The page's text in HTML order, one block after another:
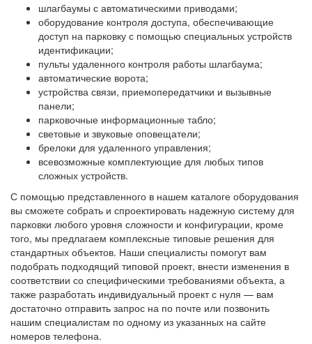
шлагбаумы с автоматическими приводами;
оборудование контроля доступа, обеспечивающие
доступ на парковку с помощью специальных устройств
идентификации;
пульты удаленного контроля работы шлагбаума;
автоматические ворота;
устройства связи, приемопередатчики и вызывные
панели;
парковочные информационные табло;
световые и звуковые оповещатели;
брелоки для удаленного управления;
всевозможные комплектующие для любых типов
сложных устройств.
С помощью представленного в нашем каталоге оборудования
вы сможете собрать и спроектировать надежную систему для
парковки любого уровня сложности и конфигурации, кроме
того, мы предлагаем комплексные типовые решения для
стандартных объектов. Наши специалисты помогут вам
подобрать подходящий типовой проект, внести изменения в
соответствии со специфическими требованиями объекта, а
также разработать индивидуальный проект с нуля — вам
достаточно отправить запрос на по почте или позвонить
нашим специалистам по одному из указанных на сайте
номеров телефона.